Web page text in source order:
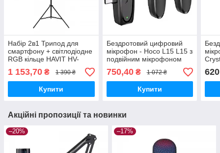
Набір 2в1 Трипод для
смартфону + світлодіодне
RGB кільце HAVIT HV-
ST7026
1 153,70 ₴ 1 390 ₴
Купити
Бездротовий цифровий
мікрофон - Hoco L15 L15 з
подвійним мікрофоном
(iP/Type-C)
750,40₴ 1 072 ₴
Купити
620
Акційні пропозиції та новинки
–20% –17%